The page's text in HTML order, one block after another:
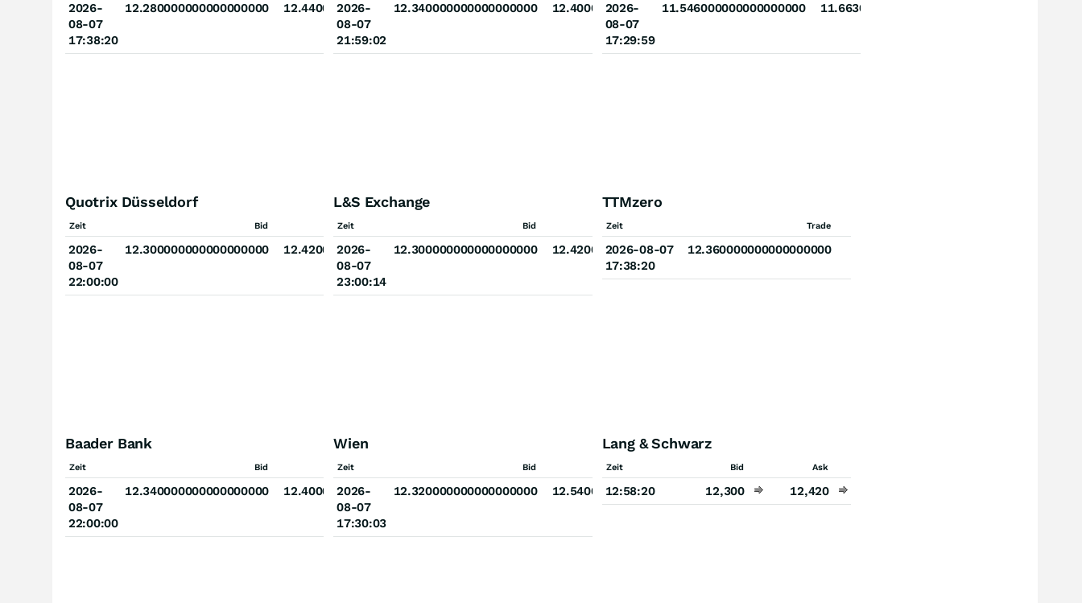
2026-
08-07
17:38:20
12.280000000000000000 12.440000000000000000
2026-
08-07
21:59:02
12.340000000000000000 12.400000000000000000
2026-
08-07
17:29:59
11.546000000000000000 11.663000000000000000
Quotrix Düsseldorf
Zeit Bid
2026-
08-07
22:00:00
12.300000000000000000 12.420000000000000000
L&S Exchange
Zeit Bid
2026-
08-07
23:00:14
12.300000000000000000 12.420000000000000000
TTMzero
Zeit Trade
2026-08-07
17:38:20
12.360000000000000000
Baader Bank
Zeit Bid
2026-
08-07
22:00:00
12.340000000000000000 12.400000000000000000
Wien
Zeit Bid
2026-
08-07
17:30:03
12.320000000000000000 12.540000000000000000
Lang & Schwarz
Zeit Bid Ask
12:58:20 12,300 12,420